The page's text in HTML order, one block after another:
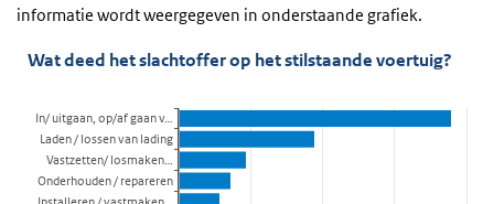
informatie wordt weergegeven in onderstaande grafiek.